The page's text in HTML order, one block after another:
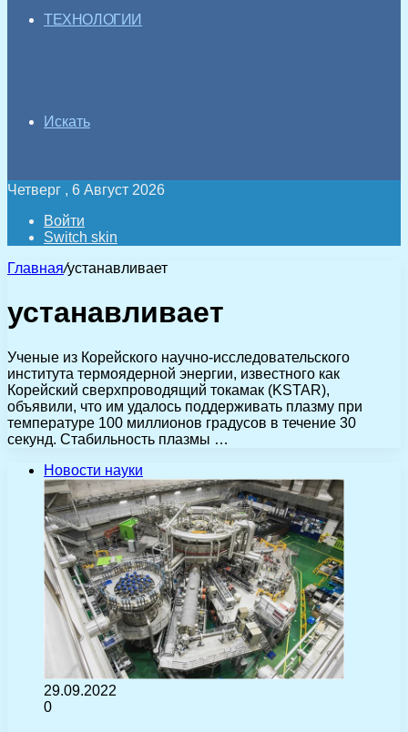
ТЕХНОЛОГИИ
Искать
Четверг , 6 Август 2026
Войти
Switch skin
Главная/устанавливает
устанавливает
Ученые из Корейского научно-исследовательского
института термоядерной энергии, известного как
Корейский сверхпроводящий токамак (KSTAR),
объявили, что им удалось поддерживать плазму при
температуре 100 миллионов градусов в течение 30
секунд. Стабильность плазмы …
Новости науки
29.09.2022
0